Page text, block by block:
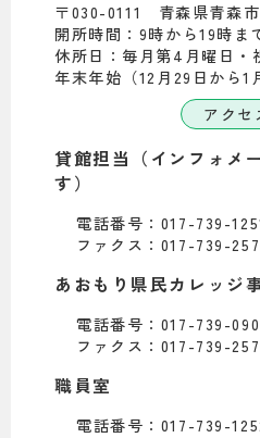
〒030-0111 青森県青森
開所時間：9時から19時ま
休所日：毎月第4月曜日・
年末年始（12月29日から1
アクセ
貸館担当（インフォメ
す）
電話番号：017-739-
ファクス：017-739-
あおもり県民カレッジ
電話番号：017-739-
ファクス：017-739-
職員室
電話番号：017-739-